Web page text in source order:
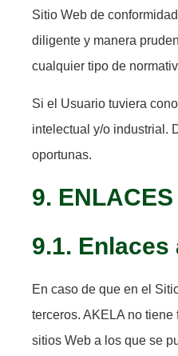
Sitio Web de
diligente y manera
cualquier tipo de
Si el Usuario tuviera
intelectual y/o industrial.
oportunas.
9. ENLACES
9.1.
En caso de que en el
terceros. AKELA no
sitios Web a los que se